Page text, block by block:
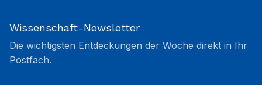
Wissenschaft-Newsletter
Die wichtigsten Entdeckungen der Woche direkt in Ihr
Postfach.